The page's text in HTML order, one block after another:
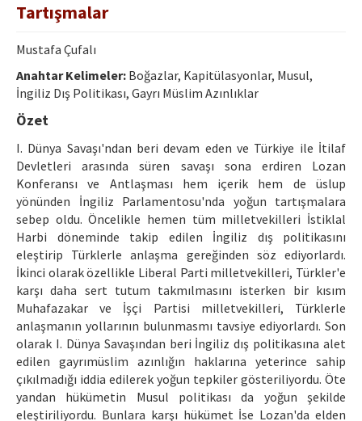
Yazar Rehberi
Hakem Rehberi
İletişim
Tartışmalar
Mustafa Çufalı
Anahtar Kelimeler: Boğazlar, Kapitülasyonlar, Musul,
İngiliz Dış Politikası, Gayrı Müslim Azınlıklar
Özet
I. Dünya Savaşı'ndan beri devam eden ve Türkiye ile İtilaf
Devletleri arasında süren savaşı sona erdiren Lozan
Konferansı ve Antlaşması hem içerik hem de üslup
yönünden İngiliz Parlamentosu'nda yoğun tartışmalara
sebep oldu. Öncelikle hemen tüm milletvekilleri İstiklal
Harbi döneminde takip edilen İngiliz dış politikasını
eleştirip Türklerle anlaşma gereğinden söz ediyorlardı.
İkinci olarak özellikle Liberal Parti milletvekilleri, Türkler'e
karşı daha sert tutum takmılmasını isterken bir kısım
Muhafazakar ve İşçi Partisi milletvekilleri, Türklerle
anlaşmanın yollarının bulunmasmı tavsiye ediyorlardı. Son
olarak I. Dünya Savaşından beri İngiliz dış politikasına alet
edilen gayrımüslim azınlığın haklarına yeterince sahip
çıkılmadığı iddia edilerek yoğun tepkiler gösteriliyordu. Öte
yandan hükümetin Musul politikası da yoğun şekilde
eleştiriliyordu. Bunlara karşı hükümet İse Lozan'da elden